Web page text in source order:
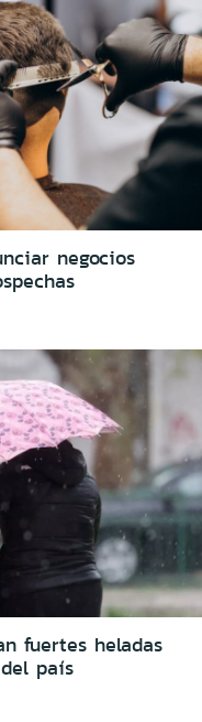
negocios
fuertes heladas
país